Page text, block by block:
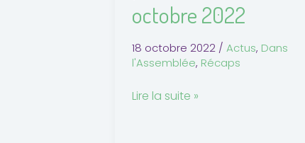
octobre 2022
18 octobre 2022 / Actus, Dans
l'Assemblée, Récaps
Lire la suite »